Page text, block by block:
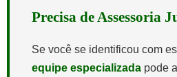
Precisa de Assessoria
Se você se identificou com
equipe especializada pode